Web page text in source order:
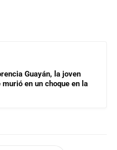
Guayán, la joven
murió en un choque en la